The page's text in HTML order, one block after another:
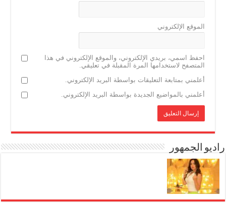
الموقع الإلكتروني
احفظ اسمي، بريدي الإلكتروني، والموقع الإلكتروني في هذا
المتصفح لاستخدامها المرة المقبلة في تعليقي.
أعلمني بمتابعة التعليقات بواسطة البريد الإلكتروني.
أعلمني بالمواضيع الجديدة بواسطة البريد الإلكتروني.
راديو الجمهور